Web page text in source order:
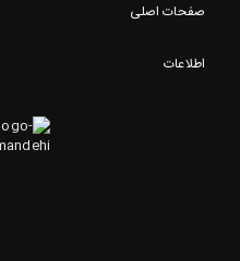
صفحات اصلی
اطلاعات